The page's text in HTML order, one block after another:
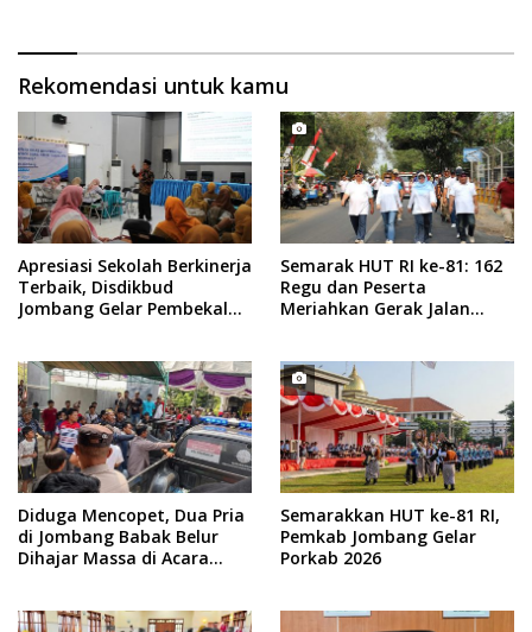
Rekomendasi untuk kamu
Apresiasi Sekolah Berkinerja
Terbaik, Disdikbud
Jombang Gelar Pembekalan
Semarak HUT RI ke-81: 162
Regu dan Peserta
Meriahkan Gerak Jalan
Diduga Mencopet, Dua Pria
di Jombang Babak Belur
Dihajar Massa di Acara
Semarakkan HUT ke-81 RI,
Pemkab Jombang Gelar
Porkab 2026